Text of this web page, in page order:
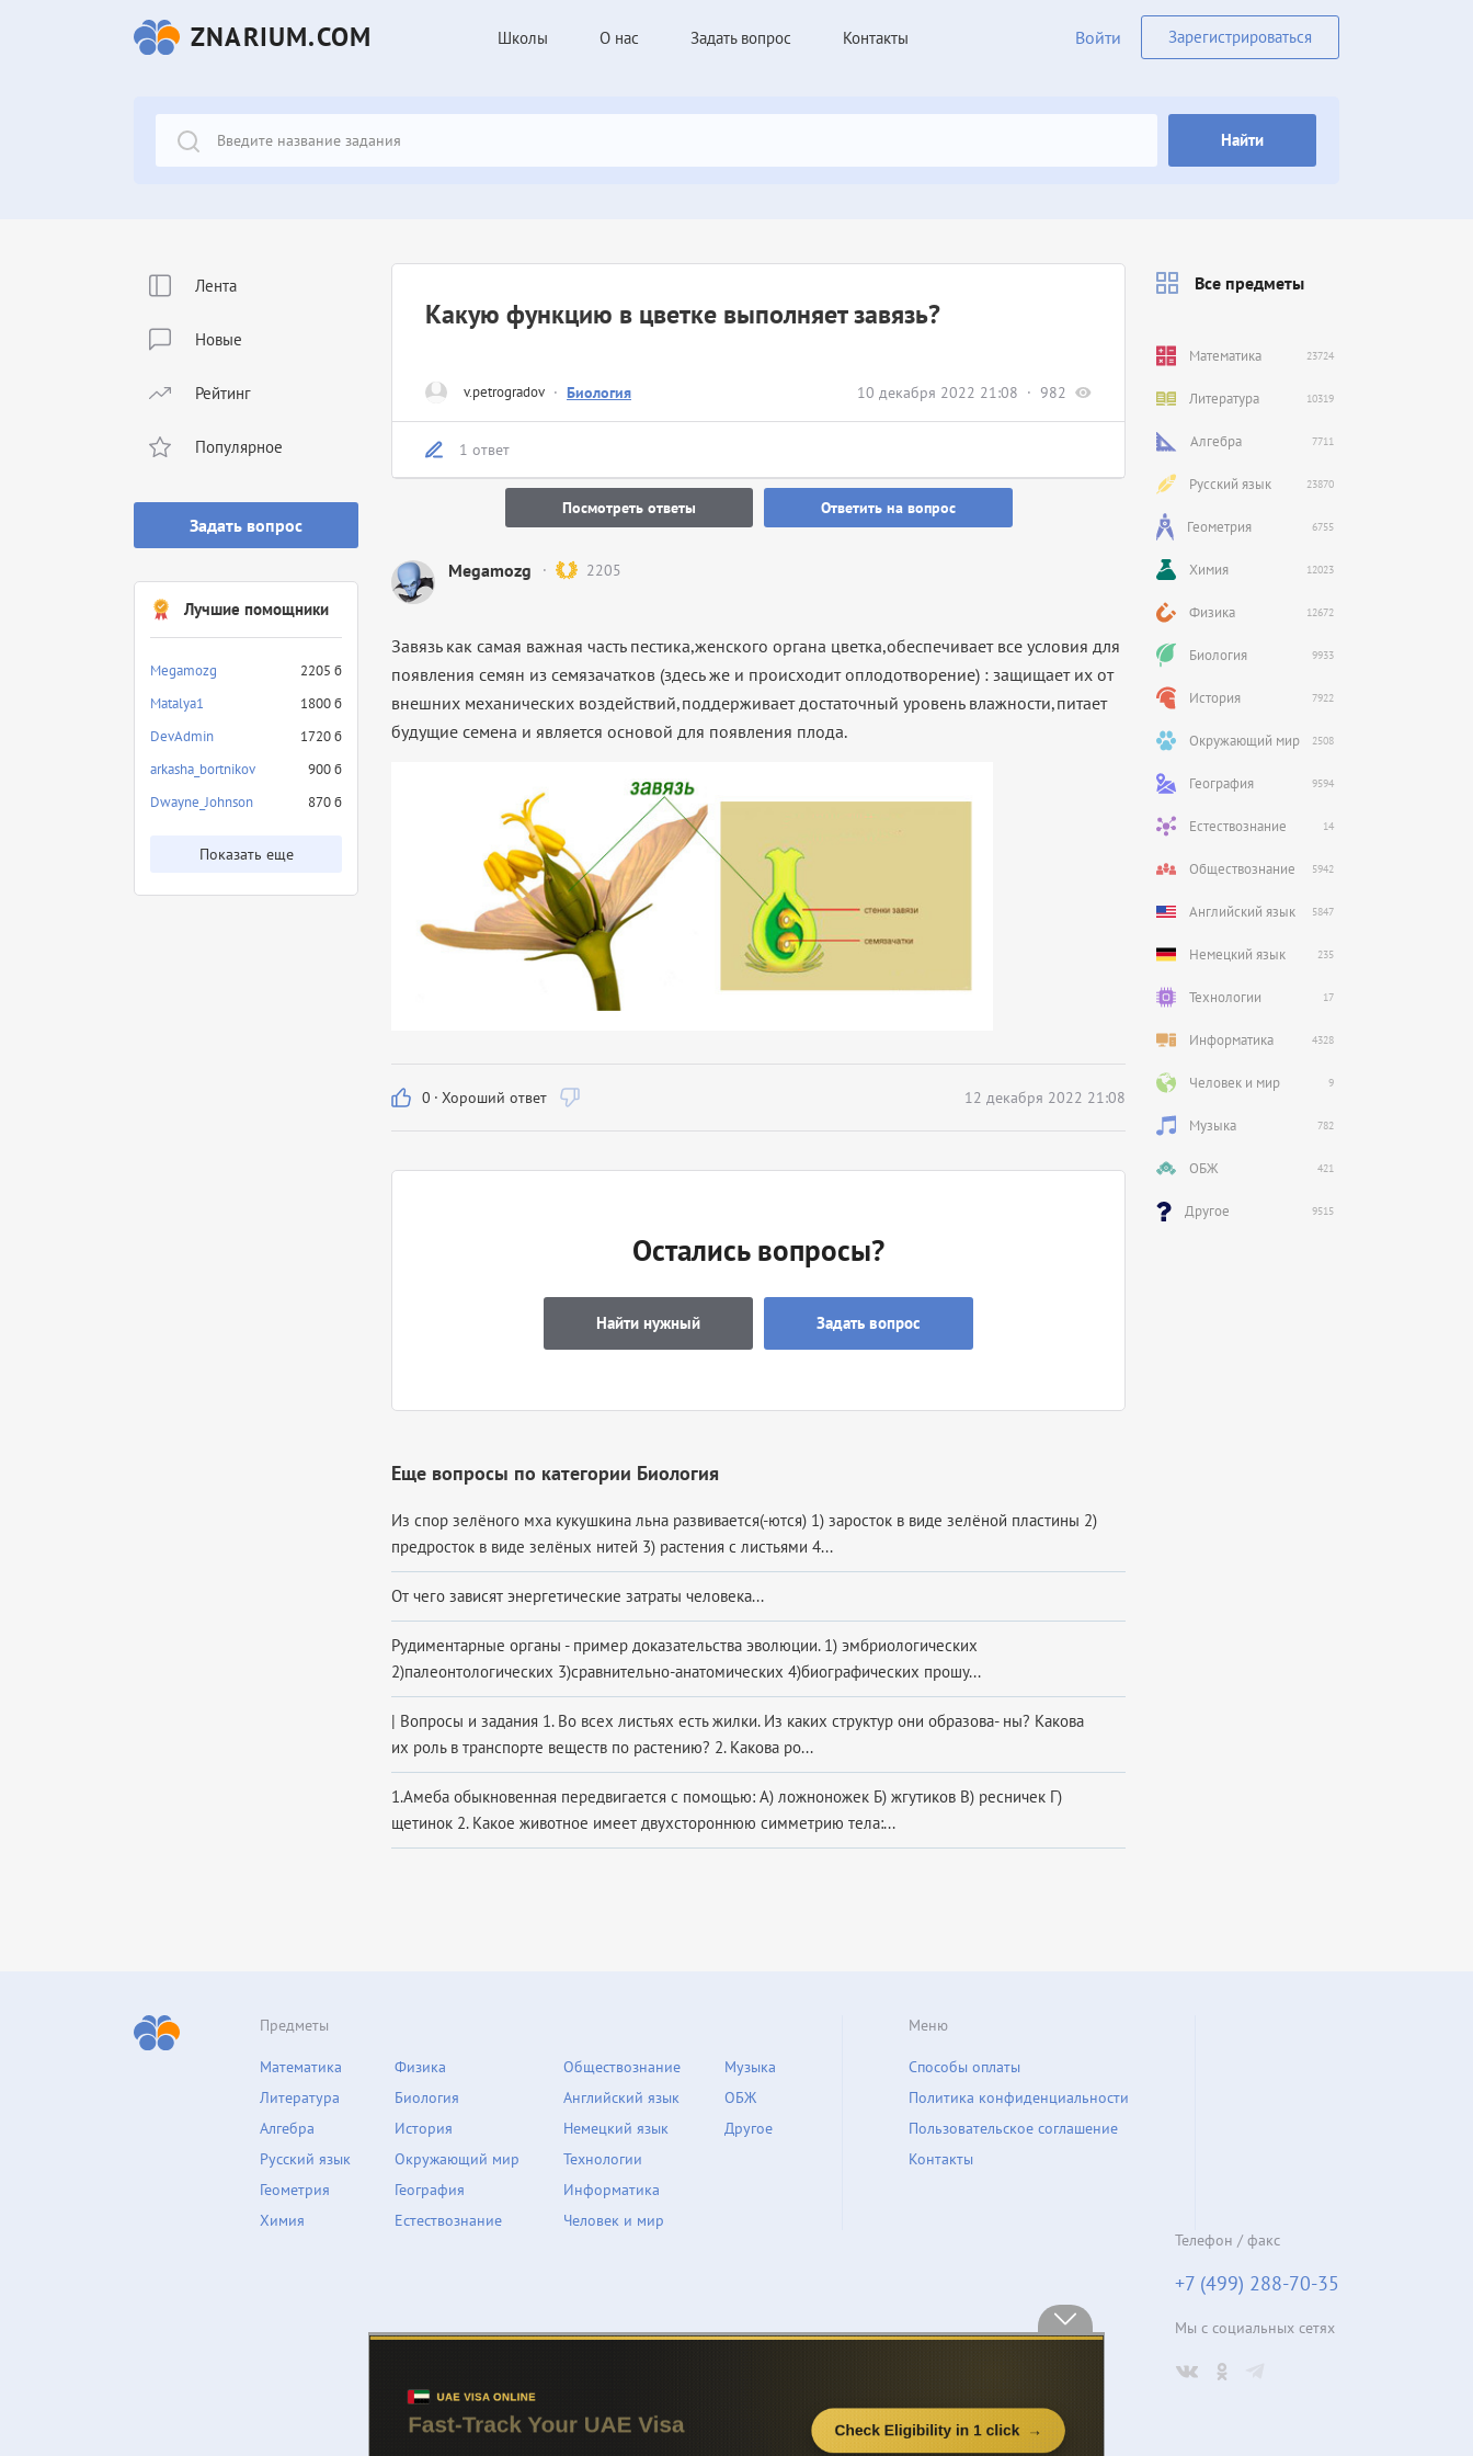
ZNARIUM.COM Школы О нас Задать вопрос Контакты Войти Зарегистрироваться
Найти
Лента
Новые
Рейтинг
Популярное
Задать вопрос
Лучшие помощники
Megamozg
2205 б
Matalya1
1800 б
DevAdmin
1720 б
arkasha_bortnikov
900 б
Dwayne_Johnson
870 б
Показать еще
v.petrogradov · Биология 10 декабря 2022 21:08 982
Какую функцию в цветке выполняет завязь?
1 ответ
Посмотреть ответы Ответить на вопрос
Megamozg 2205
Завязь как самая важная часть пестика,женского органа цветка,обеспечивает все условия для
появления семян из семязачатков (здесь же и происходит оплодотворение) : защищает их от
внешних механических воздействий,поддерживает достаточный уровень влажности,питает
будущие семена и является основой для появления плода.
0 · Хороший ответ 12 декабря 2022 21:08
Остались вопросы?
Найти нужный Задать вопрос
Еще вопросы по категории Биология
Из спор зелёного мха кукушкина льна развивается(-ются) 1) заросток в виде зелёной пластины 2)
предросток в виде зелёных нитей 3) растения с листьями 4...
От чего зависят энергетические затраты человека...
Рудиментарные органы - пример доказательства эволюции. 1) эмбриологических
2)палеонтологических 3)сравнительно-анатомических 4)биографических прошу...
| Вопросы и задания 1. Во всех листьях есть жилки. Из каких структур они образова- ны? Какова
их роль в транспорте веществ по растению? 2. Какова ро...
1.Амеба обыкновенная передвигается с помощью: А) ложноножек Б) жгутиков В) ресничек Г)
щетинок 2. Какое животное имеет двухстороннюю симметрию тела:...
Все предметы
Математика 23724
Литература 10319
Алгебра 7711
Русский язык 23870
Геометрия 6755
Химия 12023
Физика 12672
Биология 9933
История 7922
Окружающий мир 2508
География 9594
Естествознание 14
Обществознание 5942
Английский язык 5847
Немецкий язык 235
Технологии 17
Информатика 4328
Человек и мир 9
Музыка 782
ОБЖ 421
Другое 9515
Предметы
Математика
Литература
Алгебра
Русский язык
Геометрия
Химия
Физика
Биология
История
Окружающий мир
География
Естествознание
Обществознание
Английский язык
Немецкий язык
Технологии
Информатика
Человек и мир
Музыка
ОБЖ
Другое
Меню
Способы оплаты
Политика конфиденциальности
Пользовательское соглашение
Контакты
Телефон / факс
+7 (499) 288-70-35
Мы с социальных сетях